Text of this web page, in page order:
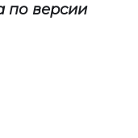
по версии